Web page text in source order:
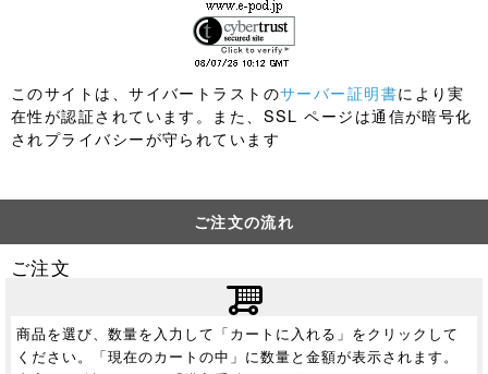
このサイトは、サイバートラストのサーバー証明書により実
在性が認証されています。また、SSL ページは通信が暗号化
されプライバシーが守られています
ご注文の流れ
ご注文
商品を選び、数量を入力して「カートに入れる」をクリックして
ください。「現在のカートの中」に数量と金額が表示されます。